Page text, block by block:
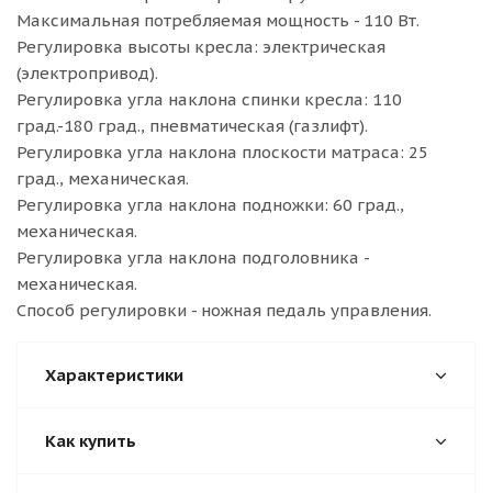
Максимальная потребляемая мощность - 110 Вт.
Регулировка высоты кресла: электрическая
(электропривод).
Регулировка угла наклона спинки кресла: 110
град.-180 град., пневматическая (газлифт).
Регулировка угла наклона плоскости матраса: 25
град., механическая.
Регулировка угла наклона подножки: 60 град.,
механическая.
Регулировка угла наклона подголовника -
механическая.
Способ регулировки - ножная педаль управления.
Характеристики
Как купить